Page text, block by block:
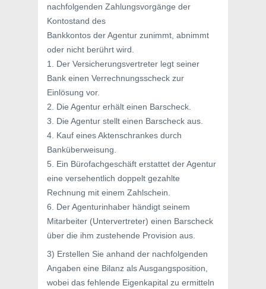
nachfolgenden Zahlungsvorgänge der
Kontostand des
Bankkontos der Agentur zunimmt, abnimmt
oder nicht berührt wird.
1. Der Versicherungsvertreter legt seiner
Bank einen Verrechnungsscheck zur
Einlösung vor.
2. Die Agentur erhält einen Barscheck.
3. Die Agentur stellt einen Barscheck aus.
4. Kauf eines Aktenschrankes durch
Banküberweisung.
5. Ein Bürofachgeschäft erstattet der Agentur
eine versehentlich doppelt gezahlte
Rechnung mit einem Zahlschein.
6. Der Agenturinhaber händigt seinem
Mitarbeiter (Untervertreter) einen Barscheck
über die ihm zustehende Provision aus.
3) Erstellen Sie anhand der nachfolgenden
Angaben eine Bilanz als Ausgangsposition,
wobei das fehlende Eigenkapital zu ermitteln